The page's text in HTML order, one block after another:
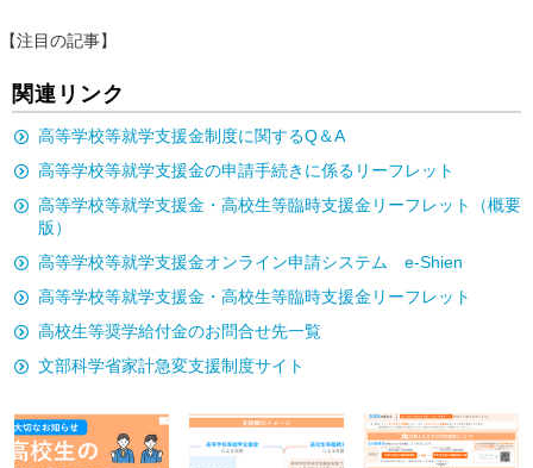
【注目の記事】
関連リンク
高等学校等就学支援金制度に関するQ＆A
高等学校等就学支援金の申請手続きに係るリーフレット
高等学校等就学支援金・高校生等臨時支援金リーフレット（概要
版）
高等学校等就学支援金オンライン申請システム e-Shien
高等学校等就学支援金・高校生等臨時支援金リーフレット
高校生等奨学給付金のお問合せ先一覧
文部科学省家計急変支援制度サイト